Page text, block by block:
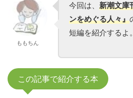
ももちん
今回は、 新潮文庫
ンをめぐる人々』
短編を紹介するよ。
この記事で紹介する本